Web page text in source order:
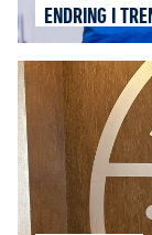
ENDRING I